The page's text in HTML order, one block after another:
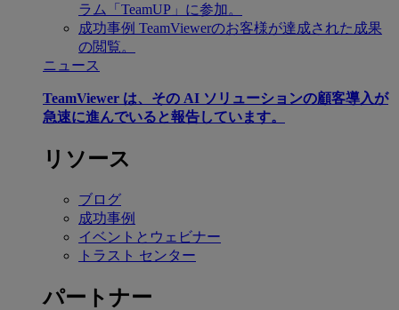
ラム「TeamUP」に参加。
成功事例 TeamViewerのお客様が達成された成果
の閲覧。
ニュース
TeamViewer は、その AI ソリューションの顧客導入が
急速に進んでいると報告しています。
リソース
ブログ
成功事例
イベントとウェビナー
トラスト センター
パートナー